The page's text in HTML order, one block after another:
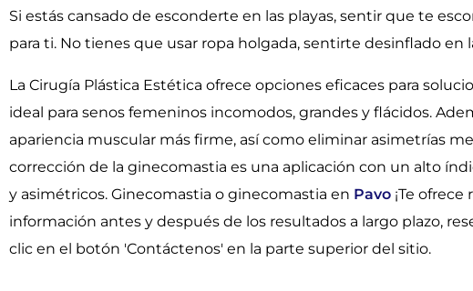
Si estás cansado de esconderte en las playas, sentir que te
para ti. No tienes que usar ropa holgada, sentirte desinflado
La Cirugía Plástica Estética ofrece opciones eficaces para
ideal para senos femeninos incomodos, grandes y flácidos.
apariencia muscular más firme, así como eliminar asimetrías
corrección de la ginecomastia es una aplicación con un alto
y asimétricos. Ginecomastia o ginecomastia en Pavo ¡Te
información antes y después de los resultados a largo plazo,
clic en el botón 'Contáctenos' en la parte superior del sitio.